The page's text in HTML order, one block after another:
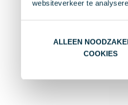
websiteverkeer te
ALLEEN
COOKIES